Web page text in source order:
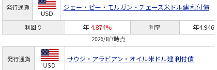
発行通貨
USD
ジェー・ピー・モルガン・チェース米ドル建 利付債
利回り 年4.874% 利率 年
2026/8/7時点
発行通貨
USD
サウジ・アラビアン・オイル米ドル建 利付債